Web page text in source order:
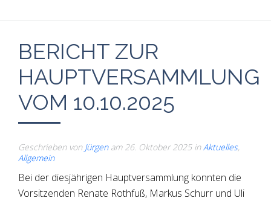
BERICHT ZUR
HAUPTVERSAMMLUNG
VOM 10.10.2025
Geschrieben von Jürgenam 26. Oktober 2025inAktuelles,
Allgemein
Bei der diesjährigen Hauptversammlung konnten die
Vorsitzenden Renate Rothfuß, Markus Schurr und Uli